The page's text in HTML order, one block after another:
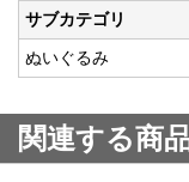
サブカテゴリ
ぬいぐるみ
関連する商